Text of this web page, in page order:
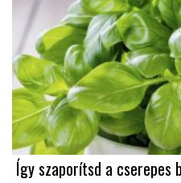
Így szaporítsd a cserepes